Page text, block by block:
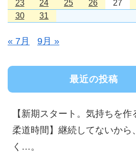
23
24 25 26 27
30
31
« 7月 9月 »
最近の投稿
【新期スタート。気持ちを作
柔道時間】継続してないから
く…。